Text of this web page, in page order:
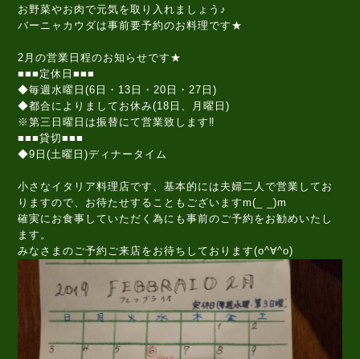
お野菜やお肉で元気を取り入れましょう♪
バーニャカウダは事前要予約のお料理です★
2月の営業日程のお知らせです★
■■■定休日■■■
◆毎週水曜日(6日・13日・20日・27日)
◆都合によりましてお休み(18日、月曜日)
※第三日曜日は振替にて営業致します‼️
■■■貸切■■■
◆9日(土曜日)ディナータイム
小さなイタリア料理店です、基本的には夫婦二人で営業してお
りますので、お待たせすることもございますm(_ _)m
確実にお食事していただく為にも事前のご予約をお勧めいたし
ます。
みなさまのご予約ご来店をお待ちしております(o^∀^o)